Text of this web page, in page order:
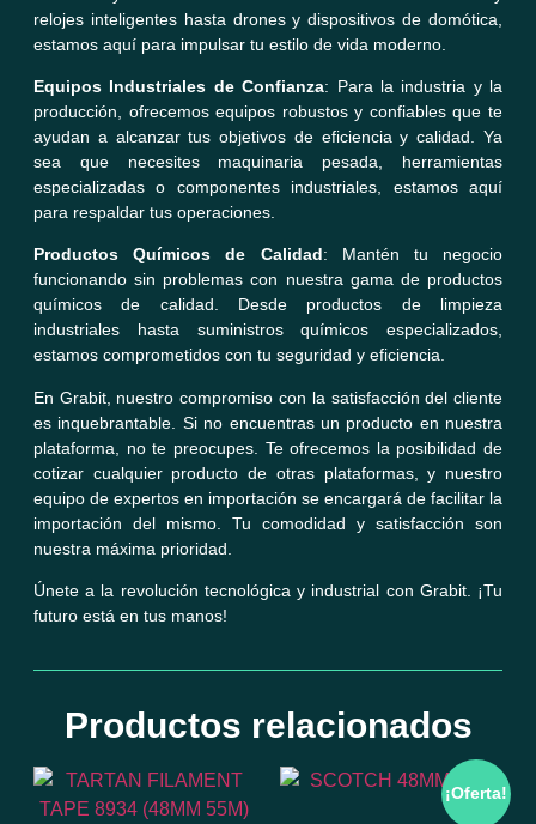
relojes inteligentes hasta drones y dispositivos de domótica,
estamos aquí para impulsar tu estilo de vida moderno.
Equipos Industriales de Confianza: Para la industria y la
producción, ofrecemos equipos robustos y confiables que te
ayudan a alcanzar tus objetivos de eficiencia y calidad. Ya
sea que necesites maquinaria pesada, herramientas
especializadas o componentes industriales, estamos aquí
para respaldar tus operaciones.
Productos Químicos de Calidad: Mantén tu negocio
funcionando sin problemas con nuestra gama de productos
químicos de calidad. Desde productos de limpieza
industriales hasta suministros químicos especializados,
estamos comprometidos con tu seguridad y eficiencia.
En Grabit, nuestro compromiso con la satisfacción del cliente
es inquebrantable. Si no encuentras un producto en nuestra
plataforma, no te preocupes. Te ofrecemos la posibilidad de
cotizar cualquier producto de otras plataformas, y nuestro
equipo de expertos en importación se encargará de facilitar la
importación del mismo. Tu comodidad y satisfacción son
nuestra máxima prioridad.
Únete a la revolución tecnológica y industrial con Grabit. ¡Tu
futuro está en tus manos!
Productos relacionados
¡Oferta!